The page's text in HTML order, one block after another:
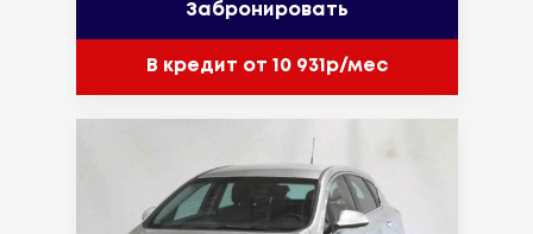
Забронировать
В кредит от 10 931р/мес